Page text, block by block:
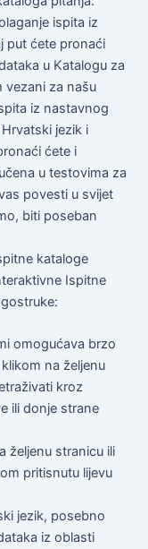
ispita iz
put ćete pronaći
u Katalogu za
vezani za našu
iz nastavnog
jezik i
ćete i
u testovima za
povesti u svijet
biti poseban
kataloge
Ispitne
omogućava brzo
na željenu
kroz
ili donje strane
željenu stranicu ili
pritisnutu lijevu
jezik, posebno
iz oblasti